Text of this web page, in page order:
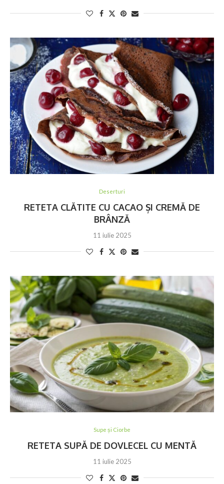
Deserturi
RETETA CLĂTITE CU CACAO ȘI CREMĂ DE
BRÂNZĂ
11 iulie 2025
Supe și Ciorbe
RETETA SUPĂ DE DOVLECEL CU MENTĂ
11 iulie 2025